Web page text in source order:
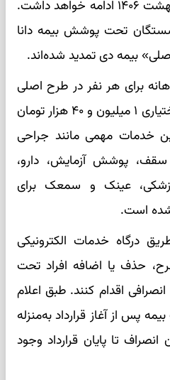
اجرایی شده و تا پایان اردیبهشت ۱۴۰۶ ادامه خواهد داشت.
تحت پوشش بیمه دانا
بیمه دی تمدید شده‌اند.
برای هر نفر در طرح اصلی
۸۰۰ هزار تومان و در طرح اختیاری ۱ میلیون و ۴۰ هزار تومان
خدمات مهمی مانند جراحی
پوشش آزمایش، دارو،
عینک و سمعک برای
شده است.
درگاه خدمات الکترونیکی
حذف یا اضافه افراد تحت
اقدام کنند. طبق اعلام
پس از آغاز قرارداد به‌منزله
تا پایان قرارداد وجود